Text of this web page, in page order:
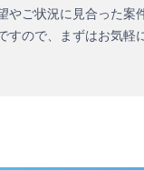
やご状況に見合った案
すので、まずはお気軽